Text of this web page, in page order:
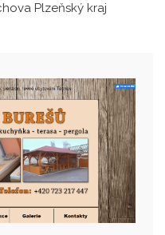
Plzeňský kraj